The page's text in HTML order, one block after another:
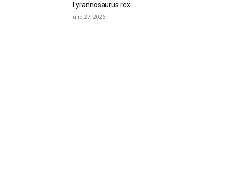
Tyrannosaurus rex
julio 27, 2026